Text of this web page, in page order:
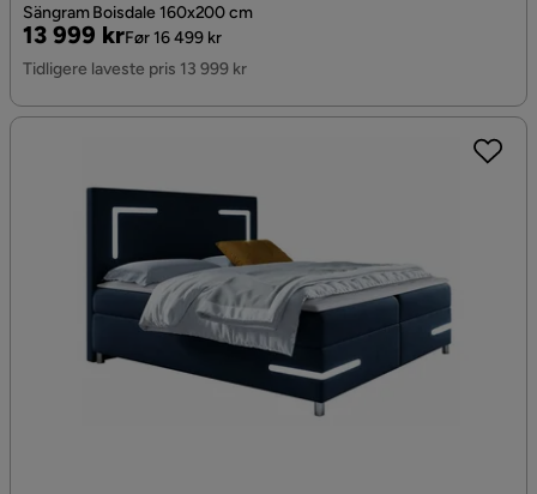
Sängram Boisdale 160x200 cm
Pris
13 999 kr
Original
Pris
Før 16 499 kr
Tidligere laveste pris 13 999 kr